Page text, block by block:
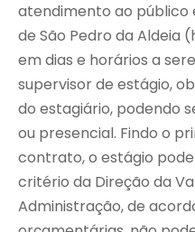
atendimento ao público
de São Pedro da Aldeia
em dias e horários a
supervisor de estágio,
do estagiário, podendo
ou presencial. Findo o
contrato, o estágio
critério da Direção da
Administração, de